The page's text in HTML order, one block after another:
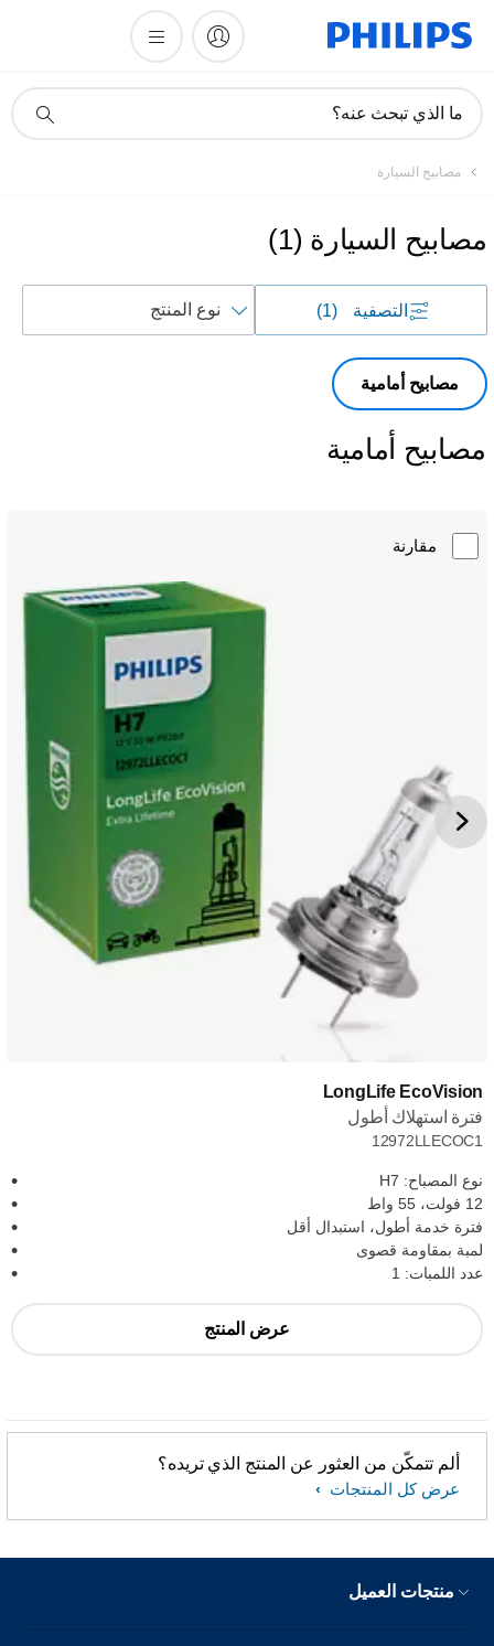
دعم
ما الذي تبحث عنه؟
مصابيح السيارة
مصابيح السيارة (
1
)
التصفية
حسب
مصابيح أمامية
مصابيح أمامية
مقارنة
LongLife EcoVision
فترة استهلاك أطول
12972LLECOC1
نوع المصباح: H7
12 فولت، 55 واط
فترة خدمة أطول، استبدال أقل
لمبة بمقاومة قصوى
عدد اللمبات: 1
عرض المنتج
ألم تتمكّن من العثور عن المنتج الذي تريده؟
عرض كل المنتجات
منتجات العميل